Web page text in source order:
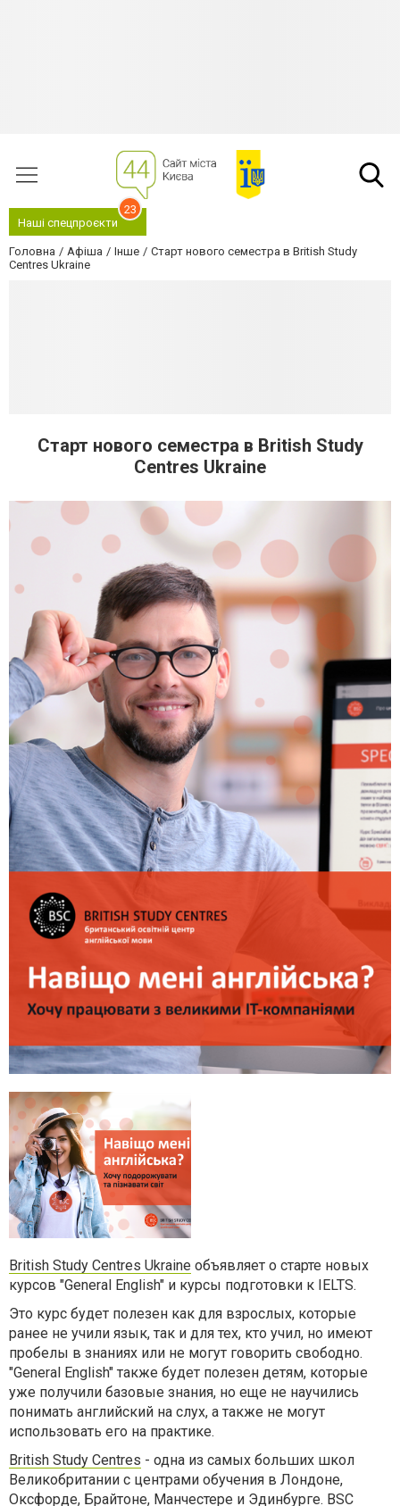
Наші спецпроєкти
23
Головна Афіша Інше
Старт нового семестра в British Study
Centres Ukraine
Старт нового семестра в British Study
Centres Ukraine
British Study Centres Ukraine объявляет о старте новых
курсов "General English" и курсы подготовки к IELTS.
Это курс будет полезен как для взрослых, которые
ранее не учили язык, так и для тех, кто учил, но имеют
пробелы в знаниях или не могут говорить свободно.
"General English" также будет полезен детям, которые
уже получили базовые знания, но еще не научились
понимать английский на слух, а также не могут
использовать его на практике.
British Study Centres - одна из самых больших школ
Великобритании с центрами обучения в Лондоне,
Оксфорде, Брайтоне, Манчестере и Эдинбурге. BSC